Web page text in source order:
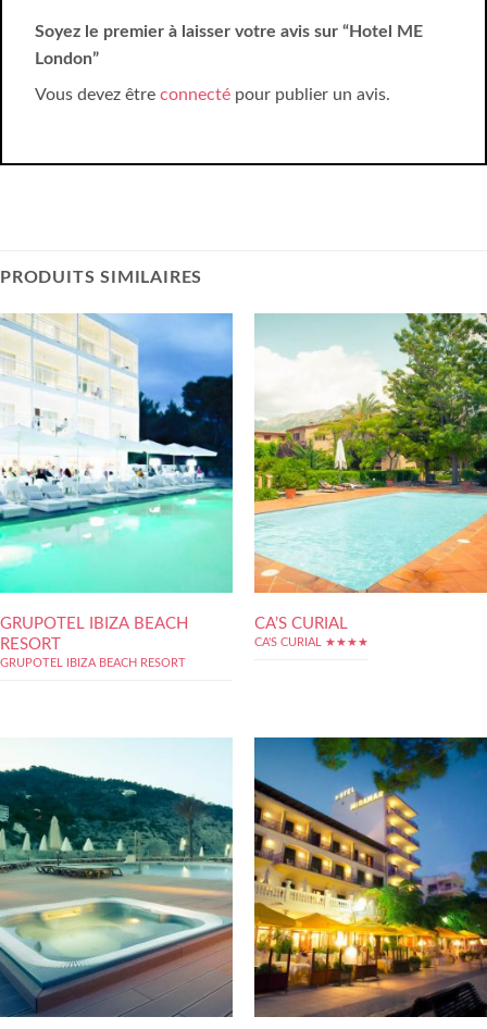
Soyez le premier à laisser votre avis sur “Hotel ME
London”
Vous devez être connecté pour publier un avis.
PRODUITS SIMILAIRES
GRUPOTEL IBIZA BEACH
RESORT
GRUPOTEL IBIZA BEACH RESORT
CA’S CURIAL
CA'S CURIAL ★★★★